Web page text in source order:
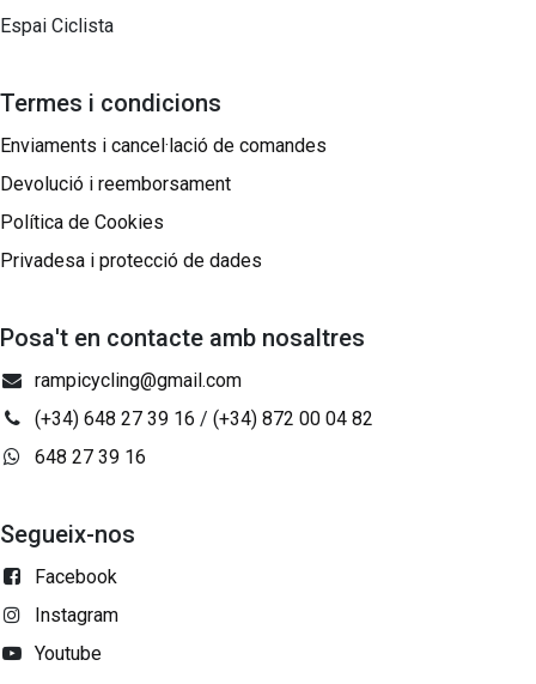
Espai Ciclista
Termes i condicions
Enviaments i cancel·lació de comandes
Devolució i reemborsament
Política de Cookies
Privadesa i protecció de dades
Posa't en contacte amb nosaltres
rampicycling@gmail.com
(+34) 648 27 39 16 / (+34) 872 00 04 82
648 27 39 16
Segueix-nos
Facebook
Instagram
Youtube